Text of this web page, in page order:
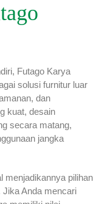
Futago Karya
solusi furnitur luar
dan
kuat, desain
secara matang,
jangka
menjadikannya pilihan
Anda mencari